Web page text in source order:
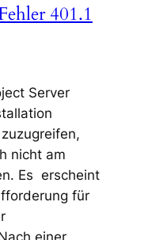
401.1
Server
nicht am
Es erscheint
für
einer